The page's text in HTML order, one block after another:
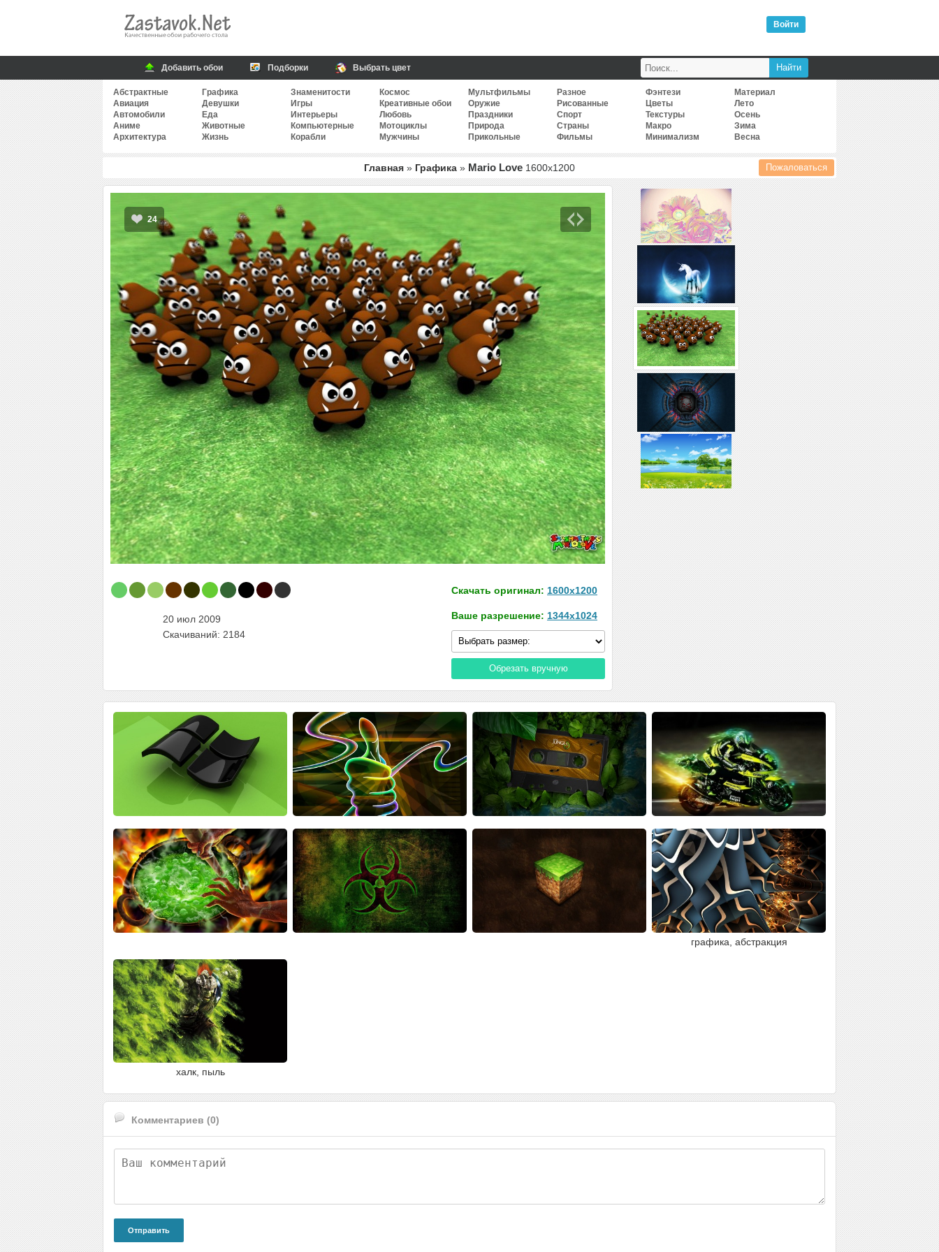
Войти
Добавить обои Подборки Выбрать цвет
Абстрактные
Авиация
Автомобили
Аниме
Архитектура
Графика
Девушки
Еда
Животные
Жизнь
Знаменитости
Игры
Интерьеры
Компьютерные
Корабли
Космос
Креативные обои
Любовь
Мотоциклы
Мужчины
Мультфильмы
Оружие
Праздники
Природа
Прикольные
Разное
Рисованные
Спорт
Страны
Фильмы
Фэнтези
Цветы
Текстуры
Макро
Минимализм
Материал
Лето
Осень
Зима
Весна
Главная » Графика » Mario Love 1600x1200 Пожаловаться
24
20 июл 2009
Скачиваний: 2184
Скачать оригинал: 1600x1200
Ваше разрешение: 1344x1024
Обрезать вручную
графика, абстракция
халк, пыль
Комментариев (0)
Отправить